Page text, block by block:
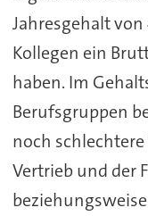
Jahresgehalt
Kollegen ein
haben. Im
Berufsgruppen
noch
Vertrieb und der